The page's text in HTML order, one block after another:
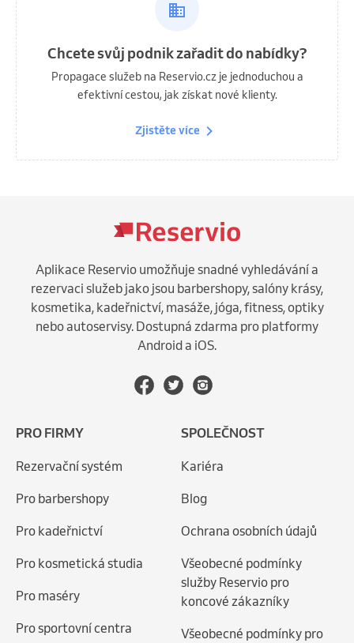
Chcete svůj podnik zařadit do nabídky?
Propagace služeb na Reservio.cz je jednoduchou a
efektivní cestou, jak získat nové klienty.
Zjistěte více
Aplikace Reservio umožňuje snadné vyhledávání a
rezervaci služeb jako jsou barbershopy, salóny krásy,
kosmetika, kadeřnictví, masáže, jóga, fitness, optiky
nebo autoservisy. Dostupná zdarma pro platformy
Android a iOS.
PRO FIRMY
Rezervační systém
Pro barbershopy
Pro kadeřnictví
Pro kosmetická studia
Pro maséry
Pro sportovní centra
SPOLEČNOST
Kariéra
Blog
Ochrana osobních údajů
Všeobecné podmínky
služby Reservio pro
koncové zákazníky
Všeobecné podmínky pro